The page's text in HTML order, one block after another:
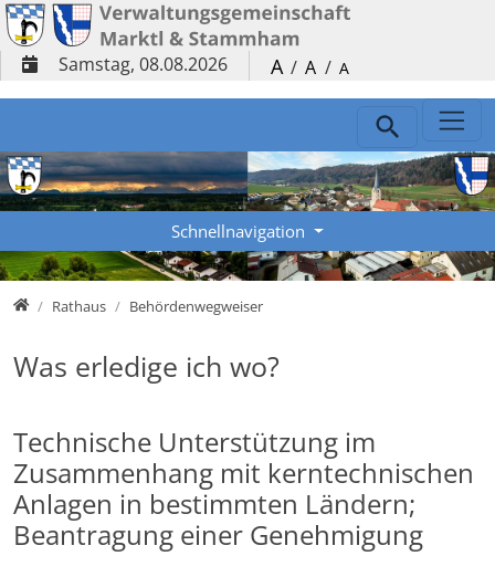
Direkt zur Hauptnavigation springen
Direkt zum Inhalt springen
Samstag, 08.08.2026 A / A / A
Schnellnavigation
Verwaltungsgemeinschaft
Rathaus Behördenwegweiser
Was erledige ich wo?
Technische Unterstützung im
Zusammenhang mit kerntechnischen
Anlagen in bestimmten Ländern;
Beantragung einer Genehmigung